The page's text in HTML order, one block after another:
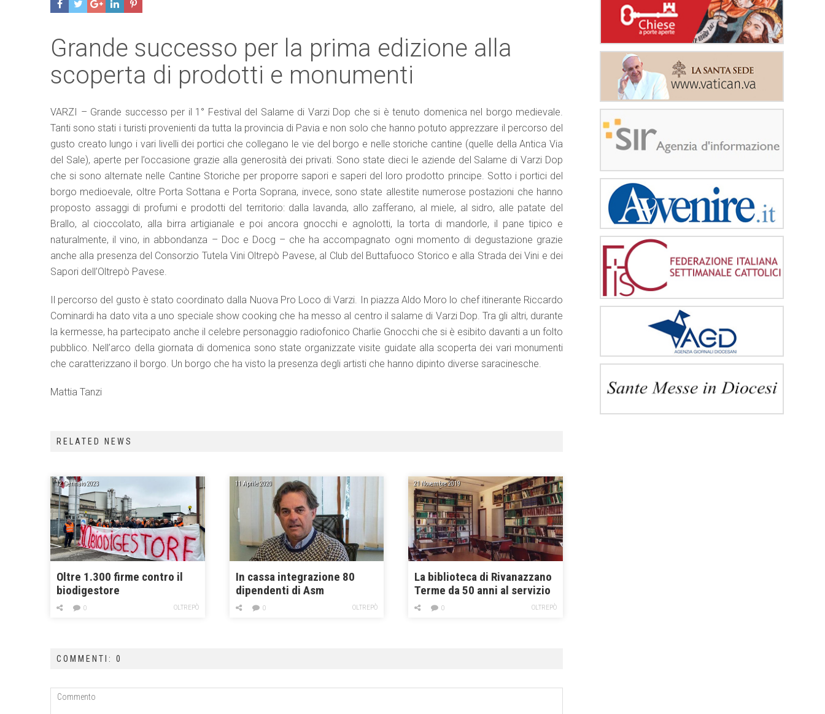
Grande successo per la prima edizione alla
scoperta di prodotti e monumenti
VARZI – Grande successo per il 1° Festival del Salame di Varzi Dop che si è tenuto domenica nel borgo medievale.
Tanti sono stati i turisti provenienti da tutta la provincia di Pavia e non solo che hanno potuto apprezzare il percorso del
gusto creato lungo i vari livelli dei portici che collegano le vie del borgo e nelle storiche cantine (quelle della Antica Via
del Sale), aperte per l’occasione grazie alla generosità dei privati. Sono state dieci le aziende del Salame di Varzi Dop
che si sono alternate nelle Cantine Storiche per proporre sapori e saperi del loro prodotto principe. Sotto i portici del
borgo medioevale, oltre Porta Sottana e Porta Soprana, invece, sono state allestite numerose postazioni che hanno
proposto assaggi di profumi e prodotti del territorio: dalla lavanda, allo zafferano, al miele, al sidro, alle patate del
Brallo, al cioccolato, alla birra artigianale e poi ancora gnocchi e agnolotti, la torta di mandorle, il pane tipico e
naturalmente, il vino, in abbondanza – Doc e Docg – che ha accompagnato ogni momento di degustazione grazie
anche alla presenza del Consorzio Tutela Vini Oltrepò Pavese, al Club del Buttafuoco Storico e alla Strada dei Vini e dei
Sapori dell’Oltrepò Pavese.
Il percorso del gusto è stato coordinato dalla Nuova Pro Loco di Varzi. In piazza Aldo Moro lo chef itinerante Riccardo
Cominardi ha dato vita a uno speciale show cooking che ha messo al centro il salame di Varzi Dop. Tra gli altri, durante
la kermesse, ha partecipato anche il celebre personaggio radiofonico Charlie Gnocchi che si è esibito davanti a un folto
pubblico. Nell’arco della giornata di domenica sono state organizzate visite guidate alla scoperta dei vari monumenti
che caratterizzano il borgo. Un borgo che ha visto la presenza degli artisti che hanno dipinto diverse saracinesche.
Mattia Tanzi
RELATED NEWS
12 Gennaio 2023
Oltre 1.300 firme contro il
biodigestore
OLTREPÒ
0
11 Aprile 2020
In cassa integrazione 80
dipendenti di Asm
OLTREPÒ
0
21 Novembre 2019
La biblioteca di Rivanazzano
Terme da 50 anni al servizio
della cultura
OLTREPÒ
0
COMMENTI: 0